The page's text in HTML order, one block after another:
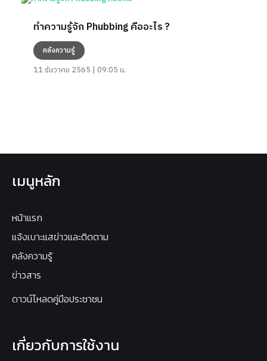
ทำความรู้จัก Phubbing คืออะไร ?
คลังความรู้
11 ธันวาคม 2565 | 09:05 น.
เมนูหลัก
หน้าแรก
แจ้งเบาะแสข่าวและติดตาม
คลังความรู้
ข่าวสาร
ดาวน์โหลดคู่มือประชาชน
เกี่ยวกับการใช้งาน